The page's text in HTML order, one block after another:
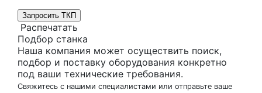
Запросить ТКП
Распечатать
Подбор станка
Наша компания может осуществить поиск,
подбор и поставку оборудования конкретно
под ваши технические требования.
Свяжитесь с нашими специалистами или отправьте ваше